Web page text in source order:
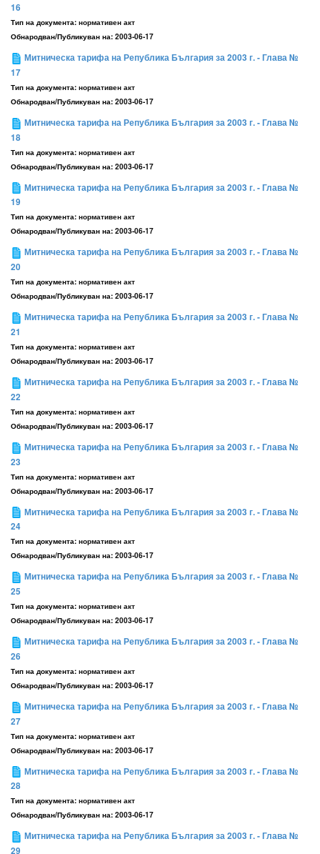
16
Тип на документа: нормативен акт
Обнародван/Публикуван на: 2003-06-17
Митническа тарифа на Република България за 2003 г. - Глава №
17
Тип на документа: нормативен акт
Обнародван/Публикуван на: 2003-06-17
Митническа тарифа на Република България за 2003 г. - Глава №
18
Тип на документа: нормативен акт
Обнародван/Публикуван на: 2003-06-17
Митническа тарифа на Република България за 2003 г. - Глава №
19
Тип на документа: нормативен акт
Обнародван/Публикуван на: 2003-06-17
Митническа тарифа на Република България за 2003 г. - Глава №
20
Тип на документа: нормативен акт
Обнародван/Публикуван на: 2003-06-17
Митническа тарифа на Република България за 2003 г. - Глава №
21
Тип на документа: нормативен акт
Обнародван/Публикуван на: 2003-06-17
Митническа тарифа на Република България за 2003 г. - Глава №
22
Тип на документа: нормативен акт
Обнародван/Публикуван на: 2003-06-17
Митническа тарифа на Република България за 2003 г. - Глава №
23
Тип на документа: нормативен акт
Обнародван/Публикуван на: 2003-06-17
Митническа тарифа на Република България за 2003 г. - Глава №
24
Тип на документа: нормативен акт
Обнародван/Публикуван на: 2003-06-17
Митническа тарифа на Република България за 2003 г. - Глава №
25
Тип на документа: нормативен акт
Обнародван/Публикуван на: 2003-06-17
Митническа тарифа на Република България за 2003 г. - Глава №
26
Тип на документа: нормативен акт
Обнародван/Публикуван на: 2003-06-17
Митническа тарифа на Република България за 2003 г. - Глава №
27
Тип на документа: нормативен акт
Обнародван/Публикуван на: 2003-06-17
Митническа тарифа на Република България за 2003 г. - Глава №
28
Тип на документа: нормативен акт
Обнародван/Публикуван на: 2003-06-17
Митническа тарифа на Република България за 2003 г. - Глава №
29